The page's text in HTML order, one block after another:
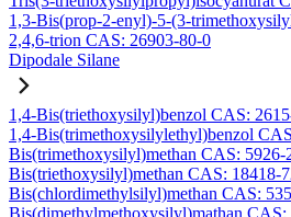
1,3-Bis(prop-2-enyl)-5-(3-
2,4,6-trion CAS: 26903-80-0
Dipodale Silane
1,4-Bis(triethoxysilyl)benzol CAS:
1,4-Bis(trimethoxysilylethyl)benzol
Bis(trimethoxysilyl)methan CAS: 5926-
Bis(triethoxysilyl)methan CAS: 18418-
Bis(chlordimethylsilyl)methan CAS:
Bis(dimethylmethoxysilyl)mathan CAS: